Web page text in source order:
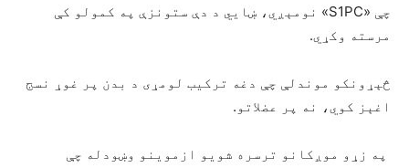
چې «S1PC» نومېږي، ښايي د دې ستونزې په کمولو کې
مرسته وکړي.
څېړونکو موندلې چې دغه ترکیب لومړی د بدن پر غوړ نسج
اغېز کوي، نه پر عضلاتو.
په زړو موږکانو ترسره شویو ازموینو وښودله چې